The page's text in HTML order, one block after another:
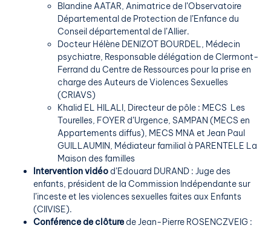
Blandine AATAR, Animatrice de l’Observatoire
Départemental de Protection de l’Enfance du
Conseil départemental de l’Allier.
Docteur Hélène DENIZOT BOURDEL, Médecin
psychiatre, Responsable délégation de Clermont-
Ferrand du Centre de Ressources pour la prise en
charge des Auteurs de Violences Sexuelles
(CRIAVS)
Khalid EL HILALI, Directeur de pôle : MECS Les
Tourelles, FOYER d’Urgence, SAMPAN (MECS en
Appartements diffus), MECS MNA et Jean Paul
GUILLAUMIN, Médiateur familial à PARENTELE La
Maison des familles
Intervention vidéo d’Edouard DURAND : Juge des
enfants, président de la Commission Indépendante sur
l’inceste et les violences sexuelles faites aux Enfants
(CIIVISE).
Conférence de clôturede Jean-Pierre ROSENCZVEIG :